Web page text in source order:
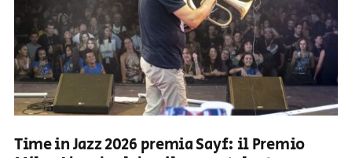
Time in Jazz 2026 premia Sayf: il Premio